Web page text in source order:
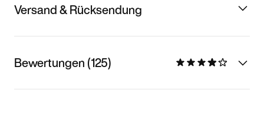
Versand & Rücksendung
Bewertungen (125)